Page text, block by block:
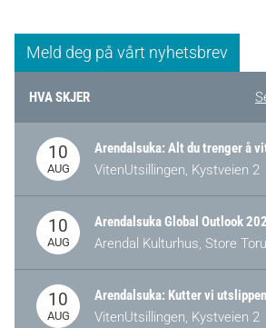
Meld deg på vårt nyhetsbrev
HVA SKJER
10
AUG
VitenUtsillingen, Kystveien 2
10
AUG
Arendal Kulturhus, Store
10
AUG
VitenUtsillingen, Kystveien 2